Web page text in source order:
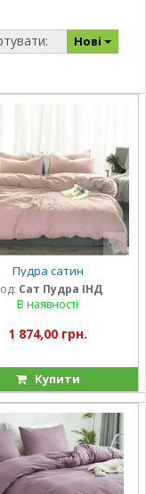
Нові
Пудра сатин
Сат Пудра ІНД
В наявності
1 874,00 грн.
Купити